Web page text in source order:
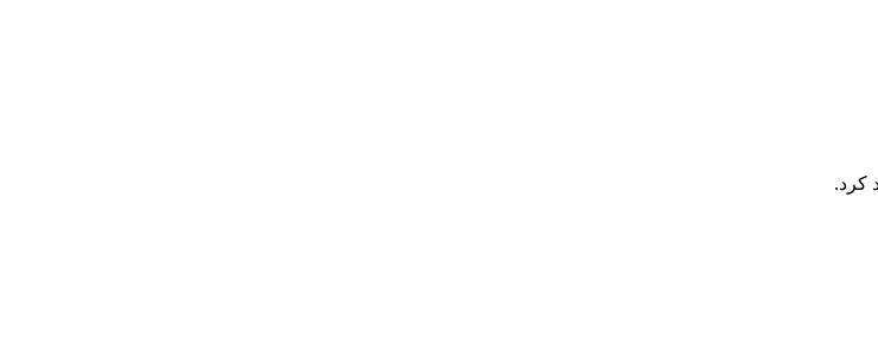
کرد.